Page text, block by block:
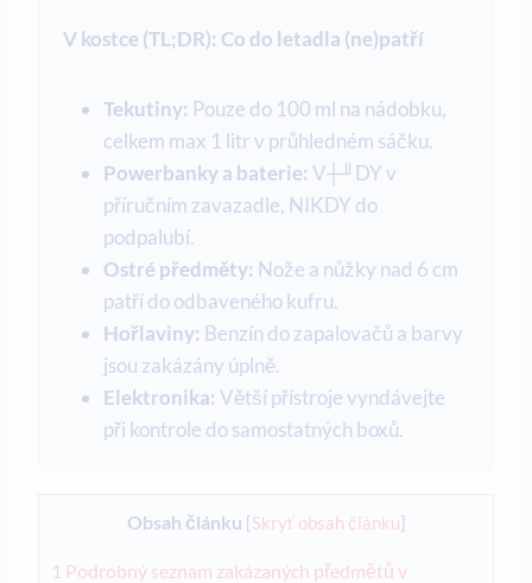
V kostce (TL;DR): Co do letadla (ne)patří
Tekutiny: Pouze do 100 ml na nádobku,
celkem max 1 litr v průhledném sáčku.
Powerbanky a baterie: V┼╜DY v
příručním zavazadle, NIKDY do
podpalubí.
Ostré předměty: Nože a nůžky nad 6 cm
patří do odbaveného kufru.
Hořlaviny: Benzín do zapalovačů a barvy
jsou zakázány úplně.
Elektronika: Větší přístroje vyndávejte
při kontrole do samostatných boxů.
Obsah článku [Skryť obsah článku]
1 Podrobný seznam zakázaných předmětů v